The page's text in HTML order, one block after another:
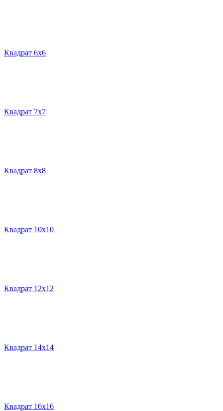
Квадрат 6х6
Квадрат 7х7
Квадрат 8х8
Квадрат 10х10
Квадрат 12х12
Квадрат 14х14
Квадрат 16х16